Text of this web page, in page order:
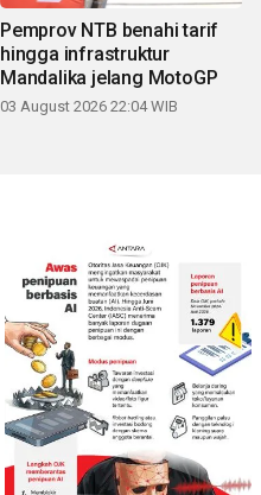
Pemprov NTB benahi tarif
hingga infrastruktur
Mandalika jelang MotoGP
03 August 2026 22:04 WIB